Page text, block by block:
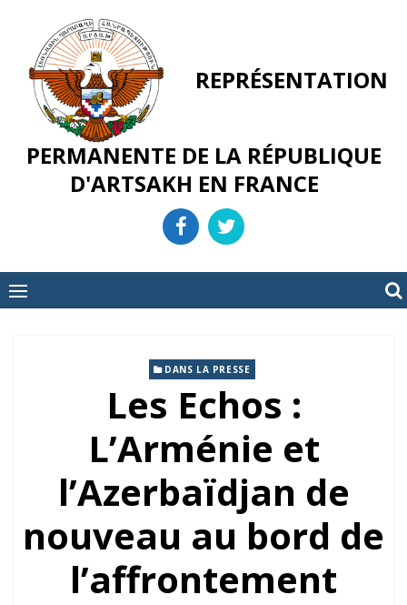
content
REPRÉSENTATION
PERMANENTE DE LA RÉPUBLIQUE
D'ARTSAKH EN FRANCE
DANS LA PRESSE
Les Echos :
L’Arménie et
l’Azerbaïdjan de
nouveau au bord de
l’affrontement